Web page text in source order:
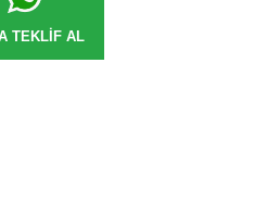
TEKLIF AL